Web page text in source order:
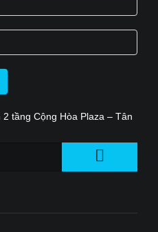
2 tầng Cộng Hòa Plaza – Tân